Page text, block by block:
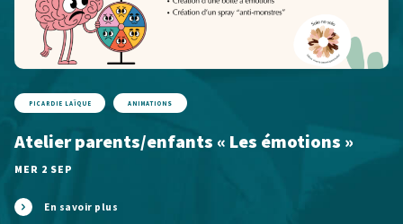
PICARDIE LAÏQUE ANIMATIONS
Atelier parents/enfants « Les émotions »
MER 2 SEP
En savoir plus